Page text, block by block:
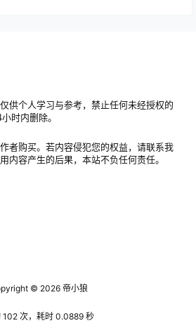
供个人学习与参考，禁止任何未经授权的
时内删除。
者购买。若内容侵犯您的权益，请联系我
内容产生的后果，本站不负任何责任。
© 2026 帝小狼
102 次，耗时 0.0889 秒